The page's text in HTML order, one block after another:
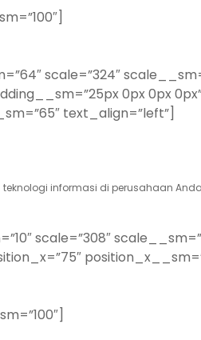
scale=”324″
0px 0px
text_align=”left”]
informasi di perusahaan
scale=”308″